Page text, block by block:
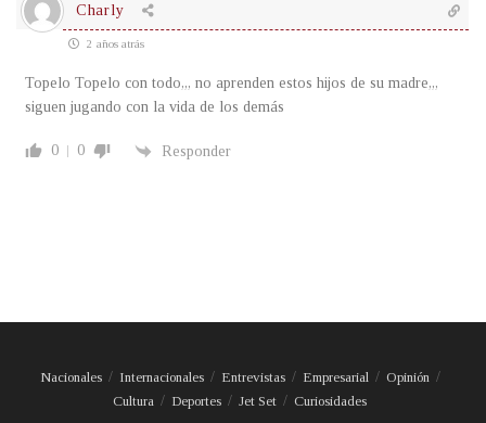
Charly
2 años atrás
Topelo Topelo con todo,,, no aprenden estos hijos de su madre,,,
siguen jugando con la vida de los demás
0 0 Responder
Nacionales Internacionales Entrevistas Empresarial
Opinión
Cultura
Deportes Jet Set Curiosidades